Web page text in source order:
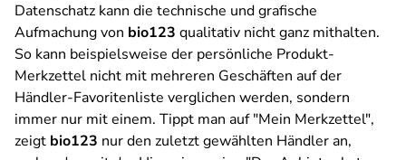
Datenschatz kann die technische und grafische
Aufmachung von bio123 qualitativ nicht ganz mithalten.
So kann beispielsweise der persönliche Produkt-
Merkzettel nicht mit mehreren Geschäften auf der
Händler-Favoritenliste verglichen werden, sondern
immer nur mit einem. Tippt man auf "Mein Merkzettel",
zeigt bio123 nur den zuletzt gewählten Händler an,